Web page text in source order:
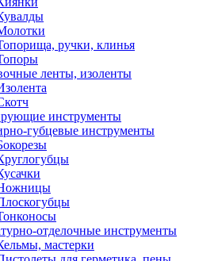
ручки, клинья
ленты, изоленты
инструменты
губцевые инструменты
отделочные инструменты
мастерки